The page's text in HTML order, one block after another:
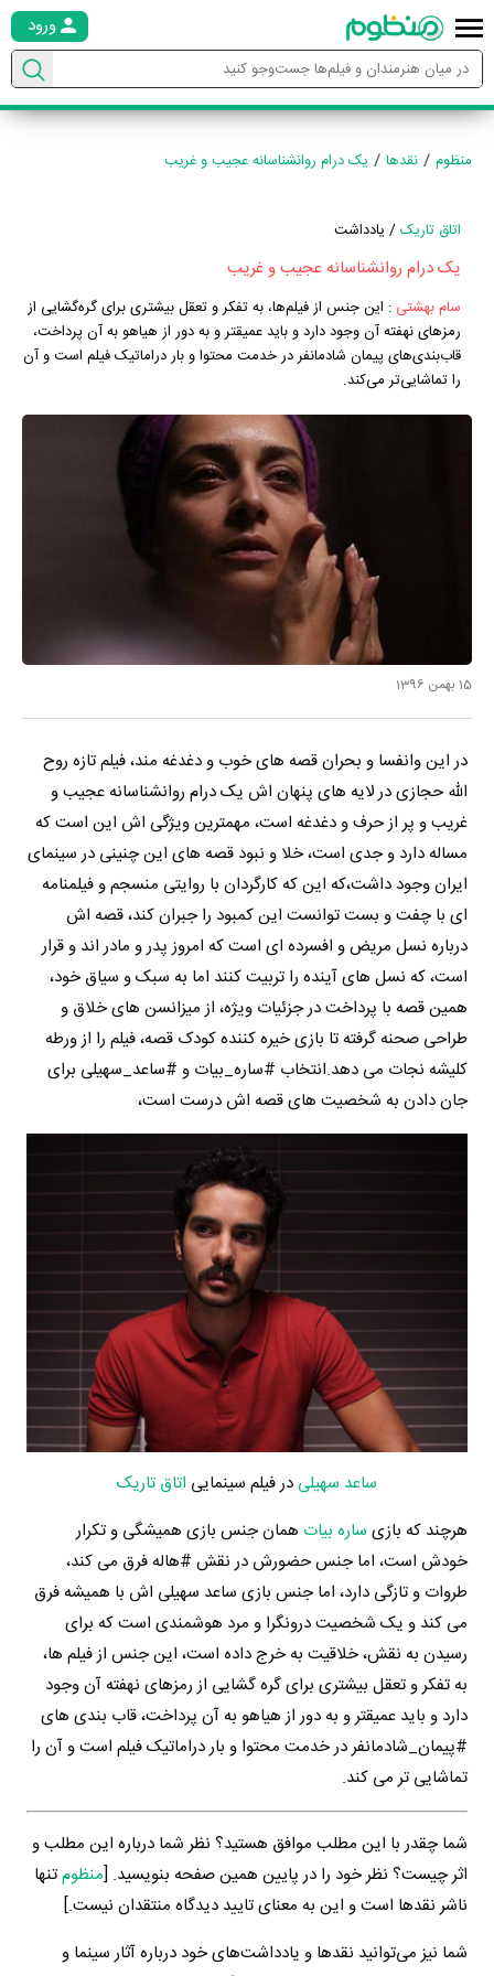
ورود
منظوم نقدها یک درام روانشناسانه عجیب و غریب
اتاق تاریک/ یادداشت
یک درام روانشناسانه عجیب و غریب
سام بهشتی : این جنس از فیلم‌ها، به تفکر و تعقل بیشتری برای گره‌گشایی از
رمزهای نهفته آن وجود دارد و باید عمیقتر و به دور از هیاهو به آن پرداخت،
قاب‌بندی‌های پیمان شادمانفر در خدمت محتوا و بار دراماتیک فیلم است و آن
را تماشایی‌تر می‌کند.
15 بهمن 1396
در این وانفسا و بحران قصه های خوب و دغدغه مند، فیلم تازه روح
الله حجازی در لایه های پنهان اش یک درام روانشناسانه عجیب و
غریب و پر از حرف و دغدغه است، مهمترین ویژگی اش این است که
مساله دارد و جدی است، خلا و نبود قصه های این چنینی در سینمای
ایران وجود داشت،که این که کارگردان با روایتی منسجم و فیلمنامه
ای با چفت و بست توانست این کمبود را جبران کند، قصه اش
درباره نسل مریض و افسرده ای است که امروز پدر و مادر اند و قرار
است، که نسل های آینده را تربیت کنند اما به سبک و سیاق خود،
همین قصه با پرداخت در جزئیات ویژه، از میزانسن های خلاق و
طراحی صحنه گرفته تا بازی خیره کننده کودک قصه، فیلم را از ورطه
کلیشه نجات می دهد.انتخاب #ساره_بیات و #ساعد_سهیلی برای
جان دادن به شخصیت های قصه اش درست است،
ساعد سهیلی در فیلم سینمایی اتاق تاریک
هرچند که بازی ساره بیات همان جنس بازی همیشگی و تکرار
خودش است، اما جنس حضورش در نقش #هاله فرق می کند،
طروات و تازگی دارد، اما جنس بازی ساعد سهیلی اش با همیشه فرق
می کند و یک شخصیت درونگرا و مرد هوشمندی است که برای
رسیدن به نقش، خلاقیت به خرج داده است، این جنس از فیلم ها،
به تفکر و تعقل بیشتری برای گره گشایی از رمزهای نهفته آن وجود
دارد و باید عمیقتر و به دور از هیاهو به آن پرداخت، قاب بندی های
#پیمان_شادمانفر در خدمت محتوا و بار دراماتیک فیلم است و آن را
تماشایی تر می کند.
شما چقدر با این مطلب موافق هستید؟ نظر شما درباره این مطلب و
اثر چیست؟ نظر خود را در پایین همین صفحه بنویسید. [منظومتنها
ناشر نقدها است و این به معنای تایید دیدگاه منتقدان نیست.]
شما نیز می‌توانید نقدها و یادداشت‌های خود درباره آثار سینما و